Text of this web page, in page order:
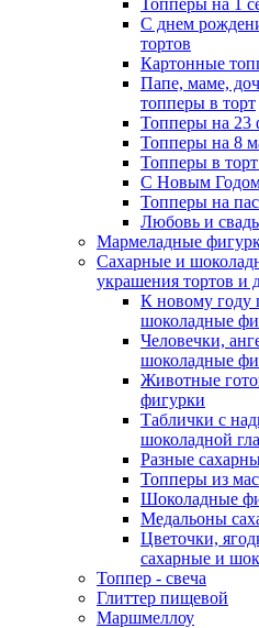
Топперы на 1
С днем
тортов
Картонные
Папе, маме,
топперы в торт
Топперы на 23
Топперы на 8
Топперы в
С Новым Годом
Топперы на
Любовь и
Мармеладные
Сахарные и
украшения тортов и
К новому году
шоколадные
Человечки,
шоколадные
Животные
фигурки
Таблички с
шоколадной
Разные
Топперы из
Шоколадные
Медальоны
Цветочки,
сахарные и
Топпер - свеча
Глиттер пищевой
Маршмеллоу